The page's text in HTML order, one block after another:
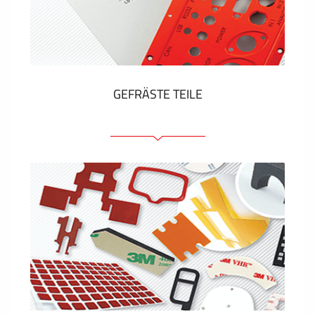
Kunststoff-Etiketten und Tags
ZEIGEN MEHR
GEFRÄSTE TEILE
Frontplatten (front und tragfähig)
Eloxierte Frontplatten
Farbige Frontplatten
Platten mit Befestigungselementen
Gravierte Schilder
ZEIGEN MEHR